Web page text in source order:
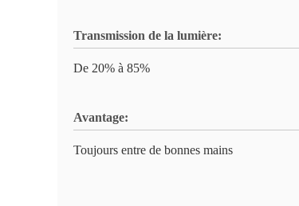
Transmission de la lumière:
De 20% à 85%
Avantage:
Toujours entre de bonnes mains